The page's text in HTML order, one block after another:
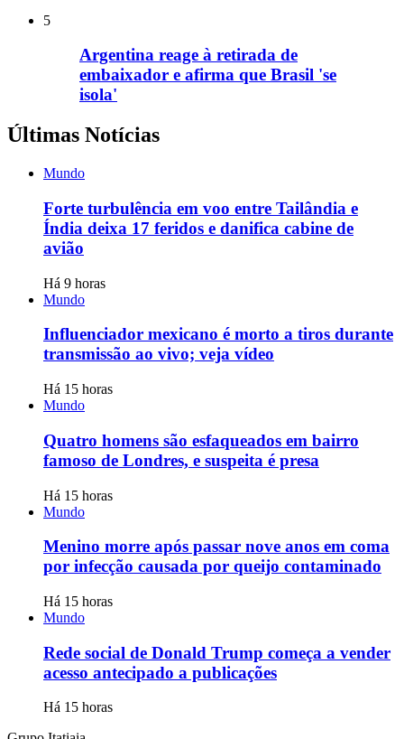
5
Argentina reage à retirada de
embaixador e afirma que Brasil 'se
isola'
Últimas Notícias
Mundo
Forte turbulência em voo entre Tailândia e
Índia deixa 17 feridos e danifica cabine de
avião
Há 9 horas
Mundo
Influenciador mexicano é morto a tiros durante
transmissão ao vivo; veja vídeo
Há 15 horas
Mundo
Quatro homens são esfaqueados em bairro
famoso de Londres, e suspeita é presa
Há 15 horas
Mundo
Menino morre após passar nove anos em coma
por infecção causada por queijo contaminado
Há 15 horas
Mundo
Rede social de Donald Trump começa a vender
acesso antecipado a publicações
Há 15 horas